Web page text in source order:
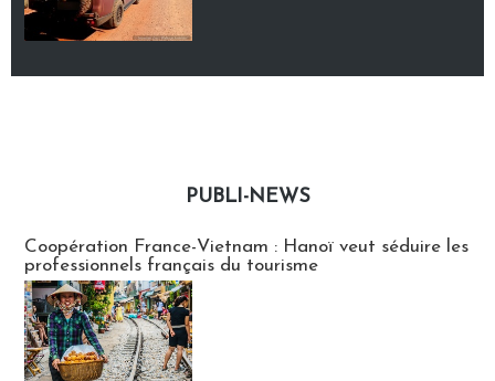
PUBLI-NEWS
Coopération France-Vietnam : Hanoï veut séduire les
professionnels français du tourisme